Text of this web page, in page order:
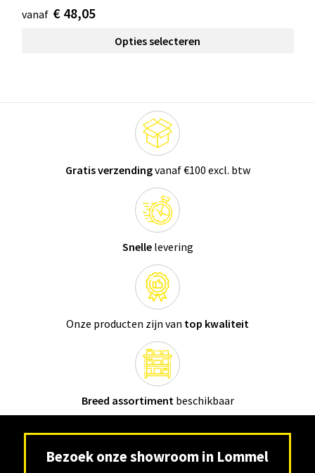
vanaf € 48,05
Opties selecteren
Gratis verzendingvanaf €100 excl. btw
Snellelevering
Onze producten zijn van top kwaliteit
Breed assortiment beschikbaar
Bezoek onze showroom in Lommel